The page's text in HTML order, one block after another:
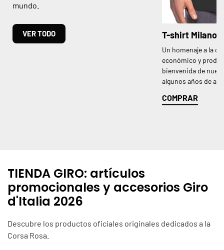
mundo.
VER TODO T-shirt Milano
Un homenaje a la
económico y
bienvenida de
algunos años de
COMPRAR
TIENDA GIRO: artículos
promocionales y accesorios Giro
d'Italia 2026
Descubre los productos oficiales originales dedicados a la
Corsa Rosa.